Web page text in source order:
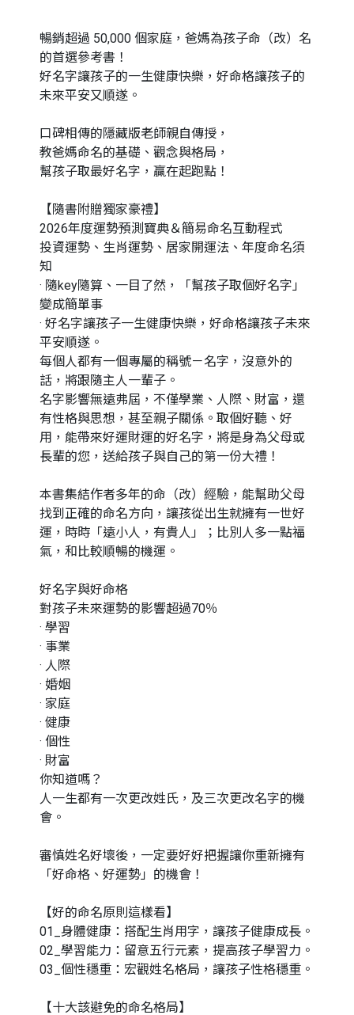
暢銷超過 50,000 個家庭，爸媽為孩子命（改）名
的首選參考書！
好名字讓孩子的一生健康快樂，好命格讓孩子的
未來平安又順遂。
口碑相傳的隱藏版老師親自傳授，
教爸媽命名的基礎、觀念與格局，
幫孩子取最好名字，贏在起跑點！
【隨書附贈獨家豪禮】
2026年度運勢預測寶典＆簡易命名互動程式
投資運勢、生肖運勢、居家開運法、年度命名須
知
· 隨key隨算、一目了然，「幫孩子取個好名字」
變成簡單事
· 好名字讓孩子一生健康快樂，好命格讓孩子未來
平安順遂。
每個人都有一個專屬的稱號－名字，沒意外的
話，將跟隨主人一輩子。
名字影響無遠弗屆，不僅學業、人際、財富，還
有性格與思想，甚至親子關係。取個好聽、好
用，能帶來好運財運的好名字，將是身為父母或
長輩的您，送給孩子與自己的第一份大禮！
本書集結作者多年的命（改）經驗，能幫助父母
找到正確的命名方向，讓孩從出生就擁有一世好
運，時時「遠小人，有貴人」；比別人多一點福
氣，和比較順暢的機運。
好名字與好命格
對孩子未來運勢的影響超過70％
· 學習
· 事業
· 人際
· 婚姻
· 家庭
· 健康
· 個性
· 財富
你知道嗎？
人一生都有一次更改姓氏，及三次更改名字的機
會。
審慎姓名好壞後，一定要好好把握讓你重新擁有
「好命格、好運勢」的機會！
【好的命名原則這樣看】
01_身體健康：搭配生肖用字，讓孩子健康成長。
02_學習能力：留意五行元素，提高孩子學習力。
03_個性穩重：宏觀姓名格局，讓孩子性格穩重。
【十大該避免的命名格局】